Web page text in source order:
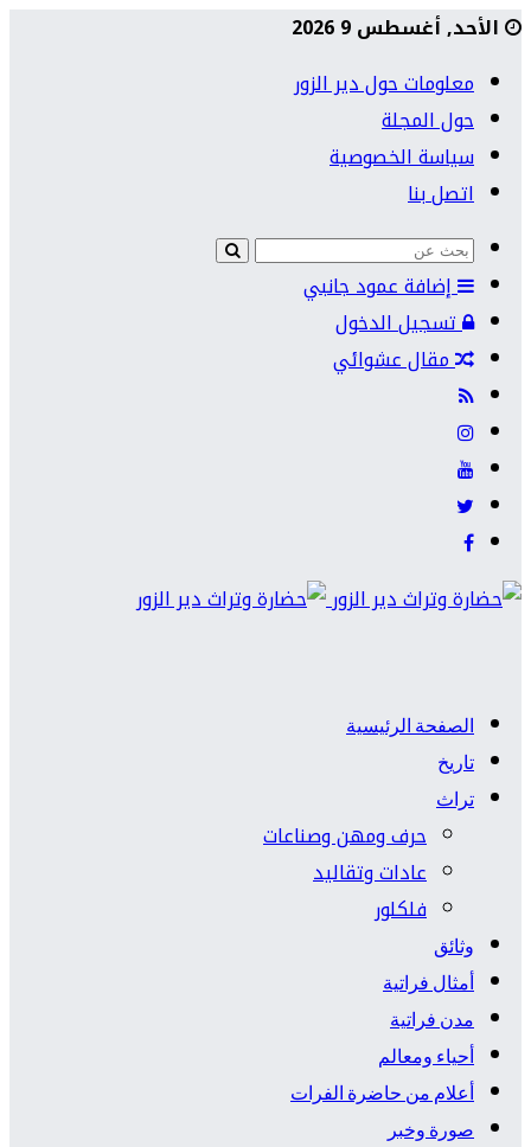
الأحد, أغسطس 9 2026
معلومات حول دير الزور
حول المجلة
سياسة الخصوصية
اتصل بنا
إضافة عمود جانبي
تسجيل الدخول
مقال عشوائي
الصفحة الرئيسية
تاريخ
تراث
حرف ومهن وصناعات
عادات وتقاليد
فلكلور
وثائق
أمثال فراتية
مدن فراتية
أحياء ومعالم
أعلام من حاضرة الفرات
صورة وخبر